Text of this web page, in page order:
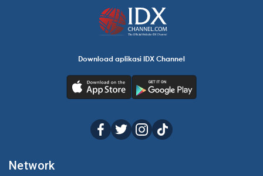
Download aplikasi IDX Channel
Network